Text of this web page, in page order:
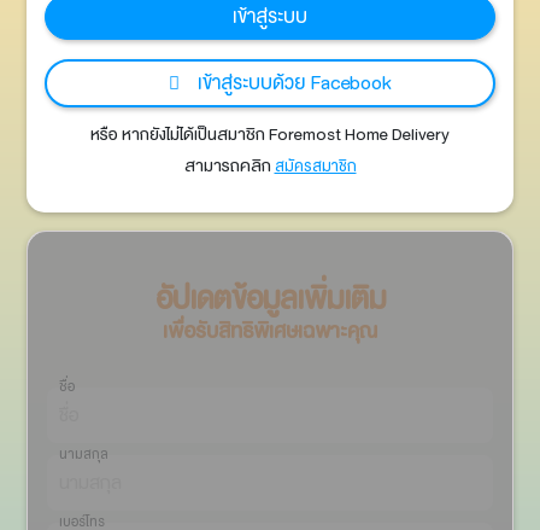
เข้าสู่ระบบ
เข้าสู่ระบบด้วย Facebook
หรือ หากยังไม่ได้เป็นสมาชิก Foremost Home Delivery
สามารถคลิกสมัครสมาชิก
อัปเดตข้อมูลเพิ่มเติม
เพื่อรับสิทธิพิเศษเฉพาะคุณ